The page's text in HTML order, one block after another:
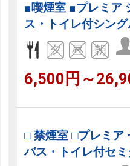
■喫煙室 ■プレミア
ス・トイレ付シン
6,500円～
□ 禁煙室 □プレミア
バス・トイレ付セ